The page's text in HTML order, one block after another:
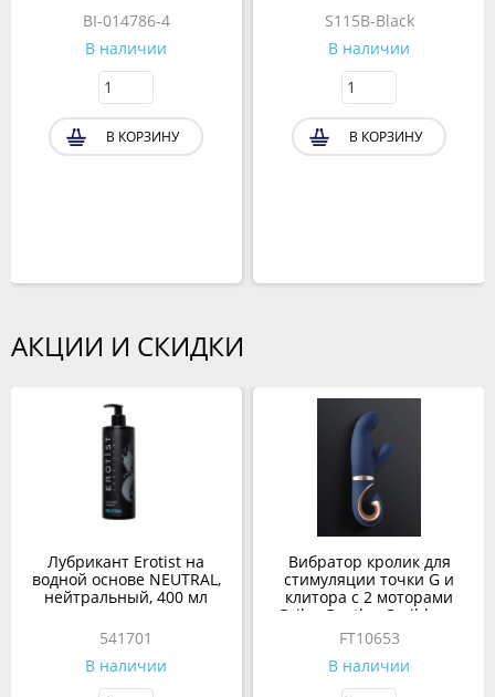
BI-014786-4
В наличии
В КОРЗИНУ
S115B-Black
В наличии
В КОРЗИНУ
АКЦИИ И СКИДКИ
Лубрикант Erotist на
водной основе NEUTRAL,
нейтральный, 400 мл
541701
В наличии
Вибратор кролик для
стимуляции точки G и
клитора с 2 моторами
Gvibe Gentley Caribbean
Blue, 19.9х4.2 см
FT10653
В наличии